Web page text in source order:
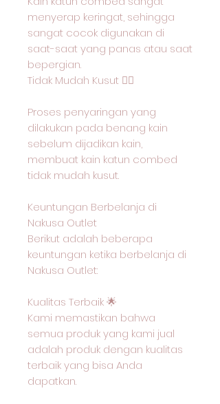
menyerap keringat, sehingga
sangat cocok digunakan di
saat-saat yang panas atau saat
bepergian.
Tidak Mudah Kusut 🙅‍♂️
Proses penyaringan yang
dilakukan pada benang kain
sebelum dijadikan kain,
membuat kain katun combed
tidak mudah kusut.
Keuntungan Berbelanja di
Nakusa Outlet
Berikut adalah beberapa
keuntungan ketika berbelanja di
Nakusa Outlet:
Kualitas Terbaik 🌟
Kami memastikan bahwa
semua produk yang kami jual
adalah produk dengan kualitas
terbaik yang bisa Anda
dapatkan.